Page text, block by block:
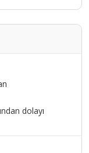
dolayı